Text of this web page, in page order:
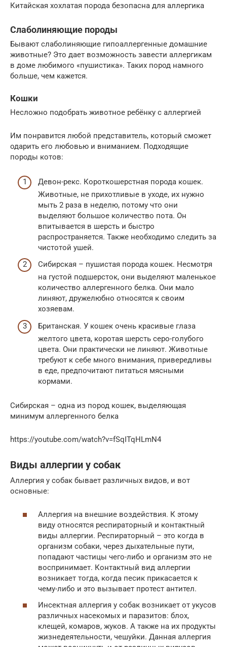
Китайская хохлатая порода безопасна для аллергика
Слаболиняющие породы
Бывают слаболиняющие гипоаллергенные домашние
животные? Это дает возможность завести аллергикам
в доме любимого «пушистика». Таких пород намного
больше, чем кажется.
Кошки
Несложно подобрать животное ребёнку с аллергией
Им понравится любой представитель, который сможет
одарить его любовью и вниманием. Подходящие
породы котов:
Девон-рекс. Короткошерстная порода кошек.
Животные, не прихотливые в уходе, их нужно
мыть 2 раза в неделю, потому что они
выделяют большое количество пота. Он
впитывается в шерсть и быстро
распространяется. Также необходимо следить за
чистотой ушей.
Сибирская – пушистая порода кошек. Несмотря
на густой подшерсток, они выделяют маленькое
количество аллергенного белка. Они мало
линяют, дружелюбно относятся к своим
хозяевам.
Британская. У кошек очень красивые глаза
желтого цвета, коротая шерсть серо-голубого
цвета. Они практически не линяют. Животные
требуют к себе много внимания, привередливы
в еде, предпочитают питаться мясными
кормами.
Сибирская – одна из пород кошек, выделяющая
минимум аллергенного белка
https://youtube.com/watch?v=fSqITqHLmN4
Виды аллергии у собак
Аллергия у собак бывает различных видов, и вот
основные:
Аллергия на внешние воздействия. К этому
виду относятся респираторный и контактный
виды аллергии. Респираторный – это когда в
организм собаки, через дыхательные пути,
попадают частицы чего-либо и организм это не
воспринимает. Контактный вид аллергии
возникает тогда, когда песик прикасается к
чему-либо и это вызывает протест антител.
Инсектная аллергия у собак возникает от укусов
различных насекомых и паразитов: блох,
клещей, комаров, жуков. А также на их продукты
жизнедеятельности, чешуйки. Данная аллергия